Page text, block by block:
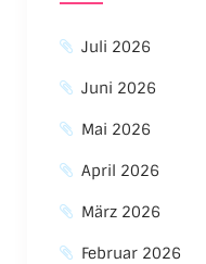
Juli 2026
Juni 2026
Mai 2026
April 2026
März 2026
Februar 2026